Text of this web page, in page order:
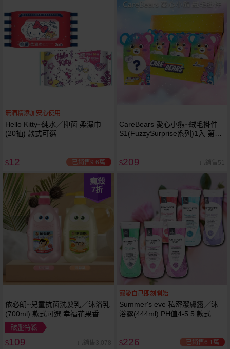
無酒精添加安心使用
Hello Kitty~純水／抑菌 柔濕巾
(20抽) 款式可選
$12 已銷售9.6萬
CareBears 愛心小熊~絨毛掛件
S1(FuzzySurprise系列)1入 第一
$209 已銷售51
瘋殺
7折
依必朗~兒童抗菌洗髮乳／沐浴乳
(700ml) 款式可選 幸福花果香
破盤特殺
$109 已銷售3,078
寵愛自己即刻開始
Summer's eve 私密潔膚露／沐
浴露(444ml) PH值4-5.5 款式可
$226 已銷售6.1萬